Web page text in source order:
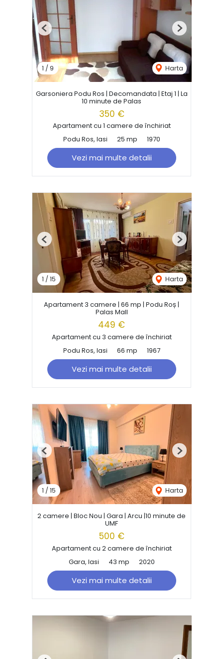
1 /9 Harta
Previous Next
Garsoniera Podu Ros | Decomandata | Etaj 1 | La
10 minute de Palas
350 €
Apartament cu 1 camere de închiriat
Podu Ros, Iasi
25 mp 1970
Vezi mai multe detalii
1 / 15 Harta
Previous Next
Apartament 3 camere | 66 mp | Podu Roș |
Palas Mall
449 €
Apartament cu 3 camere de închiriat
Podu Ros, Iasi
66 mp 1967
Vezi mai multe detalii
1 / 15 Harta
Previous Next
2 camere | Bloc Nou | Gara | Arcu |10 minute de
UMF
500 €
Apartament cu 2 camere de închiriat
Gara, Iasi
43 mp 2020
Vezi mai multe detalii